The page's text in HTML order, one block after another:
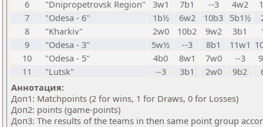
6
"Dnipropetrovsk Region" 3w1 7b1 --3 4w2
7
"Odesa - 6" 1b½ 6w2 10b3 5b1½
8
"Kharkiv" 2w0 10b2 9w2 3b1
9
"Odesa - 3" 5w½ --3 8b1 11w1
10
"Odesa - 5" 4b0 8w1 7w0 --3
11
"Lutsk" --3 3b1 2w0 9b2
Аннотация:
Доп1: Matchpoints (2 for wins, 1 for Draws, 0 for Losses)
Доп2: points (game-points)
Доп3: The results of the teams in then same point group